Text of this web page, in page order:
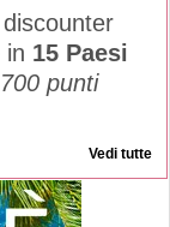
in 15 Paesi
punti
Vedi tutte